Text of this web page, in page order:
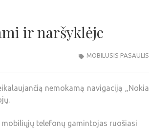
ir naršyklėje
MOBILUSIS PASAULIS
nemokamą navigaciją „Nokia
mobiliųjų telefonų gamintojas ruošiasi